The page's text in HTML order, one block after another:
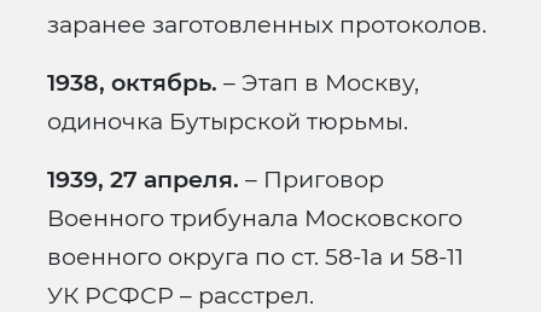
заранее заготовленных протоколов.
1938, октябрь. – Этап в Москву,
одиночка Бутырской тюрьмы.
1939, 27 апреля. – Приговор
Военного трибунала Московского
военного округа по ст. 58-1а и 58-11
УК РСФСР – расстрел.